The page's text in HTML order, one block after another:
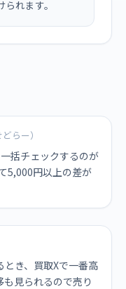
れます。
らー）
括チェックするのが
5,000円以上の差が
とき、買取Xで一番高
見られるので売り